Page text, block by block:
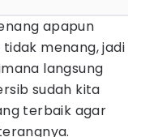
apapun
menang, jadi
langsung
sudah kita
terbaik agar